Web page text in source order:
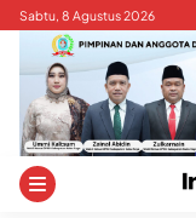
Skip
content
Sabtu, 8 Agustus 2026